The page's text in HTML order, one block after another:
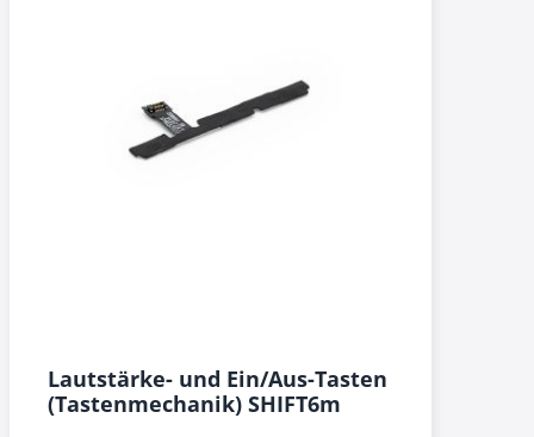
Lautstärke- und Ein/Aus-Tasten
(Tastenmechanik) SHIFT6m